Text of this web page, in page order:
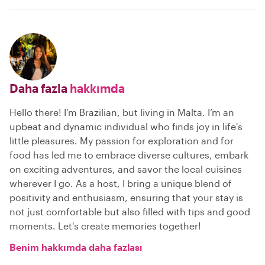
Daha fazla hakkımda
Hello there! I'm Brazilian, but living in Malta. I’m an
upbeat and dynamic individual who finds joy in life's
little pleasures. My passion for exploration and for
food has led me to embrace diverse cultures, embark
on exciting adventures, and savor the local cuisines
wherever I go. As a host, I bring a unique blend of
positivity and enthusiasm, ensuring that your stay is
not just comfortable but also filled with tips and good
moments. Let's create memories together!
Benim hakkımda daha fazlası